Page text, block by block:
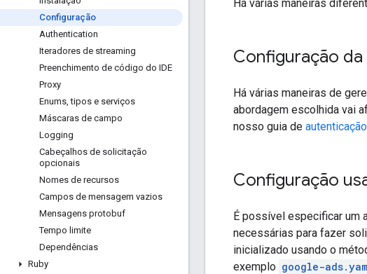
Configuração
Authentication
Iteradores de streaming
Preenchimento de código do IDE
Proxy
Enums, tipos e serviços
Máscaras de campo
Logging
Cabeçalhos de solicitação
opcionais
Nomes de recursos
Campos de mensagem vazios
Mensagens protobuf
Tempo limite
Dependências
Ruby
Há várias maneiras
Configuração
Há várias maneiras de
abordagem escolhida vai
nosso guia de autenticação
Configuração
É possível especificar um
necessárias para fazer
inicializado usando o
exemplo google-